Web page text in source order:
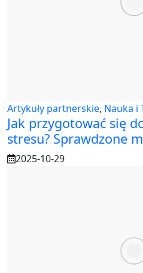
Artykuły partnerskie, Nauka i
Jak przygotować się
stresu? Sprawdzone
2025-10-29